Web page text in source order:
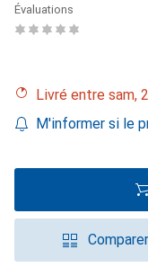
Évaluations
Livré entre
M'informer si le
Comparer